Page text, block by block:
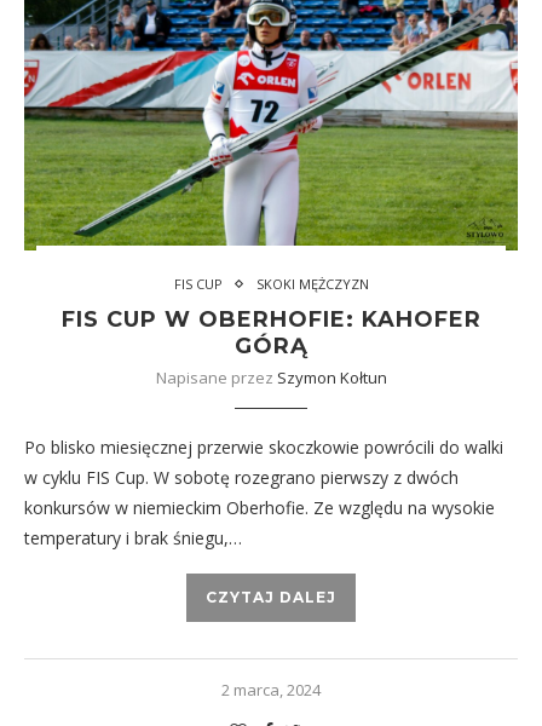
FIS CUP SKOKI MĘŻCZYZN
FIS CUP W OBERHOFIE: KAHOFER
GÓRĄ
Napisane przez Szymon Kołtun
Po blisko miesięcznej przerwie skoczkowie powrócili do walki
w cyklu FIS Cup. W sobotę rozegrano pierwszy z dwóch
konkursów w niemieckim Oberhofie. Ze względu na wysokie
temperatury i brak śniegu,…
CZYTAJ DALEJ
2 marca, 2024